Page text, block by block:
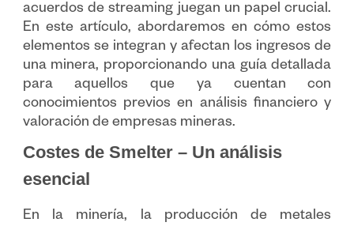
acuerdos de streaming juegan un papel crucial.
En este artículo, abordaremos en cómo estos
elementos se integran y afectan los ingresos de
una minera, proporcionando una guía detallada
para aquellos que ya cuentan con
conocimientos previos en análisis financiero y
valoración de empresas mineras.
Costes de Smelter – Un análisis
esencial
En la minería, la producción de metales